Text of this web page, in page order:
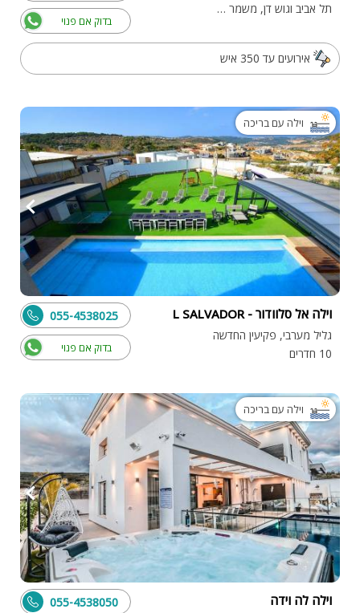
תל אביב וגוש דן, משמר השבעה
בדוק אם פנוי
אירועים עד 350 איש
וילה עם בריכה
וילה אל סלוודור - L SALVADOR
גליל מערבי, פקיעין החדשה
10 חדרים
בדוק אם פנוי
055-4538025
וילה עם בריכה
וילה לה וידה 055-4538050